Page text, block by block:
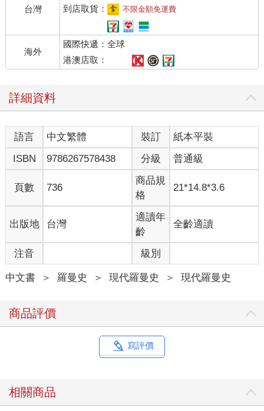
黑車往前開著，七繞八轉，左拐右彎，繞得人早已失去方向，也
不知過了多久，車子終於停下。
緊閉的車門被人打開了，門外站著一位身穿黑西裝，黑髮梳綁成
髻的女人。女人是個黃種人，有著東方人的五官，不算特別亮
麗，但也不難看，身高適中，體重適中，沒有太多個人特色。
他露出不耐的表情，壓著脾氣下了車，那女人朝他微一頷首，同
時遞出一張純白面具，「您好，我是您的領位員Ｌ，這是您的面
具。」
女人的聲音十分輕柔好聽，臉上卻面無表情。
他看著那張面具，挑了下眉，冷聲嗤笑：「我不需要這東西。」
西裝女聞言，也不勉強，只將面具交給身邊另一位服務生，方看
著他，用那輕柔的聲嗓道：「請隨我來。」
那是一處很普通的室內停車場，天花板上有著整齊的管線，遠方
的牆上沒有開窗，但那也不意味著在地下室，至少他方才沒有車
子明顯往下行進的感覺，一眼看出去，還真的很難說這是在哪
裡。
這地方有些詭異，但他沒再多看，只舉步跟上。
西裝女來到一扇門外，湊上前讓安全系統辨視她的臉和虹膜，掌
心向上示意他也照做。
他照著做，系統辨識了他的身份，那扇門在下一瞬跟著打開，將
門後是條明亮整潔的走道，白色的燈光、白色的牆面與黑色的地
板，這石造的牆面與地板，用的是人造的高壓石材，可不會比一
少人知道為何這裡要使用這樣的人造石材。
容易清潔就意謂若有意外，清起血跡比較方便。
卻沒有顯示樓層，只在兩人進入後就關上門，直接動了起來。
那陡升感讓人心頭一跳，但他依然維持鎮定，只把嘴角撇了一
台灣
到店取貨：
不限金額免運費
海外
國際快遞：全球
港澳店取：
詳細資料
語言 中文繁體 裝訂
紙本平裝
ISBN
9786267578438 分級 普通級
頁數 736
商品規
格
21*14.8*3.6
出版地 台灣
適讀年
齡
全齡適讀
注音 級別
中文書 ＞ 羅曼史 ＞ 現代羅曼史 ＞ 現代羅曼史
商品評價
寫評價
相關商品